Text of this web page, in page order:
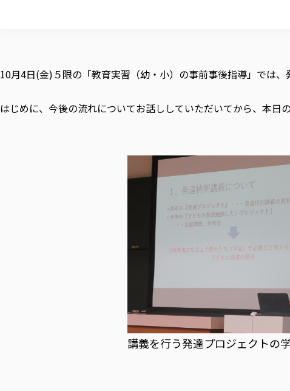
10月4日(金)５限の「教育実習（幼・小）の事前事後指導」では
はじめに、今後の流れについてお話ししていただいてから、本日
講義を行う発達プロジェクトの